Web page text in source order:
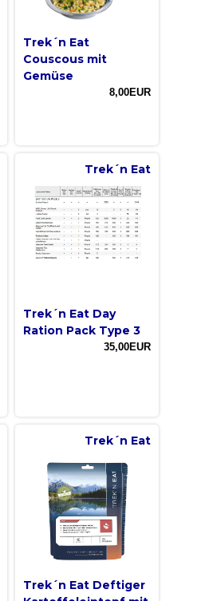
Trek´n Eat
Couscous mit
Gemüse
8,00EUR
Trek´n Eat
Trek´n Eat Day
Ration Pack Type 3
35,00EUR
Trek´n Eat
Trek´n Eat Deftiger